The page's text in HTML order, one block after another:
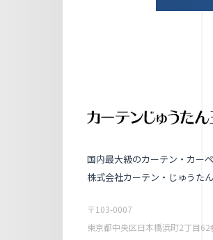
国内最大級のカーテン・カー
株式会社カーテン・じゅうた
〒103-0007
東京都中央区日本橋浜町2丁目